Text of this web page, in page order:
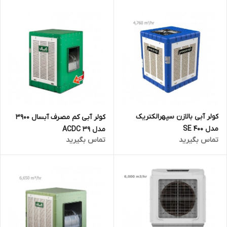
کولر آبی بالازن سپهرالکتریک
مدل SE 400
تماس بگیرید
کولر آبی کم مصرف آبسال 3900
مدل ACDC 39
تماس بگیرید